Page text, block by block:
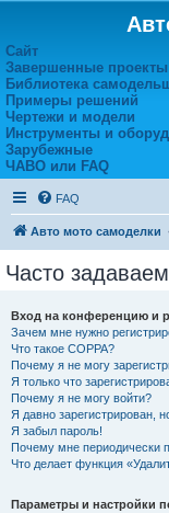
Сайт
Завершенные проекты
Библиотека
Примеры решений
Чертежи и модели
Инструменты и
Зарубежные
ЧАВО или FAQ
FAQ
Авто мото самоделки
Часто
Вход на конференцию и
Зачем мне нужно
Что такое COPPA?
Почему я не могу
Я только что
Почему я не могу войти?
Я давно зарегистрирован,
Я забыл пароль!
Почему мне периодически
Что делает функция
Параметры и настройки